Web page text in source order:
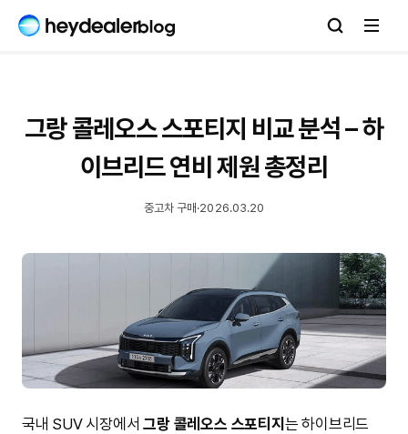
그랑 콜레오스 스포티지 비교 분석 – 하
이브리드 연비 제원 총정리
중고차 구매 ·2026.03.20
국내 SUV 시장에서그랑 콜레오스 스포티지 는 하이브리드